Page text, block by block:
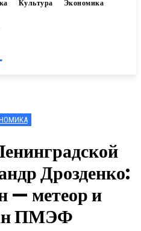
Культура Экономика
Дрозденко:
— метеор и
ПМЭФ